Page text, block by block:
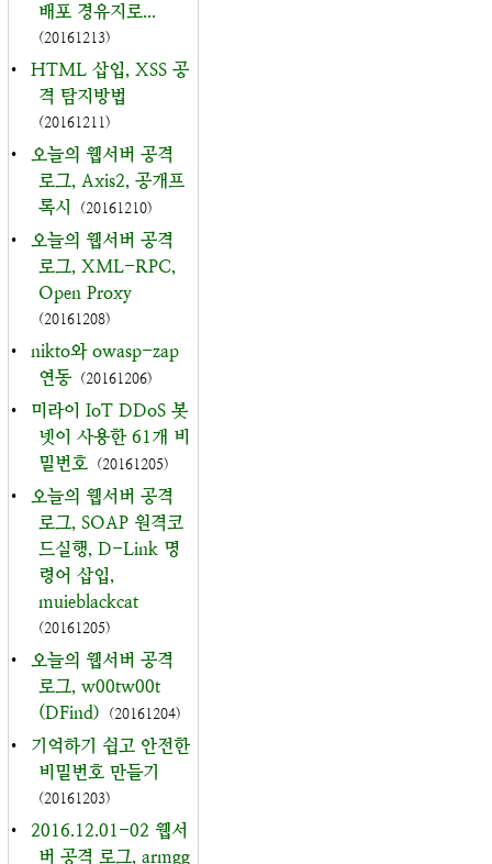
배포 경유지로...
(20161213)
•
HTML 삽입, XSS 공
격 탐지방법
(20161211)
•
오늘의 웹서버 공격
로그, Axis2, 공개프
록시
(20161210)
•
오늘의 웹서버 공격
로그, XML-RPC,
Open Proxy
(20161208)
•
nikto와 owasp-zap
연동 (20161206)
•
미라이 IoT DDoS 봇
넷이 사용한 61개 비
밀번호 (20161205)
•
오늘의 웹서버 공격
로그, SOAP 원격코
드실행, D-Link 명
령어 삽입,
muieblackcat
(20161205)
•
오늘의 웹서버 공격
로그, w00tw00t
(DFind)
(20161204)
•
기억하기 쉽고 안전한
비밀번호 만들기
(20161203)
•
2016.12.01-02 웹서
버 공격 로그, armgg